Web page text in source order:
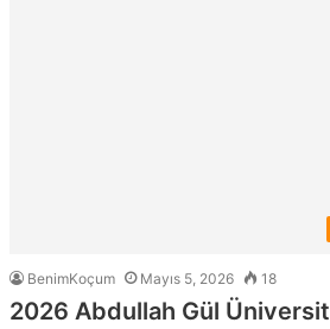
BenimKoçum Mayıs 5, 2026 18
2026 Abdullah Gül